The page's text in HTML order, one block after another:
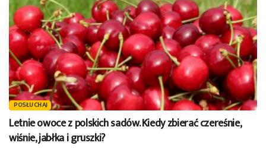
POSŁUCHAJ
Letnie owoce z polskich sadów. Kiedy zbierać czereśnie,
wiśnie, jabłka i gruszki?